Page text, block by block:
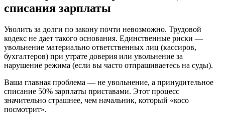
списания зарплаты
Уволить за долги по закону почти невозможно. Трудовой
кодекс не дает такого основания. Единственные риски —
увольнение материально ответственных лиц (кассиров,
бухгалтеров) при утрате доверия или увольнение за
нарушение режима (если вы часто отпрашиваетесь на суды).
Ваша главная проблема — не увольнение, а принудительное
списание 50% зарплаты приставами. Этот процесс
значительно страшнее, чем начальник, который «косо
посмотрит».